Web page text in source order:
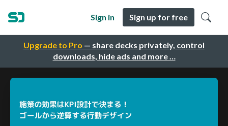
Upgrade to Pro — share decks privately, control
downloads, hide ads and more …
Sign in Sign up for free